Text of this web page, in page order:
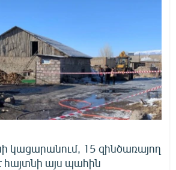
կացարանում, 15 զինծառայող
հայտնի այս պահին